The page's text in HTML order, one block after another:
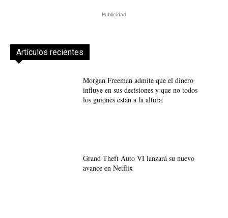
Publicidad
Artículos recientes
Morgan Freeman admite que el dinero
influye en sus decisiones y que no todos
los guiones están a la altura
Grand Theft Auto VI lanzará su nuevo
avance en Netflix